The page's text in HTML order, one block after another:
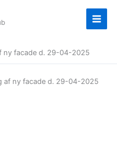
ny facade d. 29-04-2025
af ny facade d. 29-04-2025